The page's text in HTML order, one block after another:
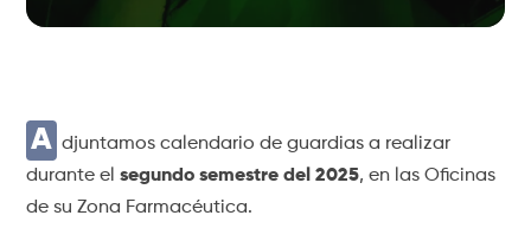
A djuntamos calendario de guardias a realizar
durante el segundo semestre del 2025, en las Oficinas
de su Zona Farmacéutica.